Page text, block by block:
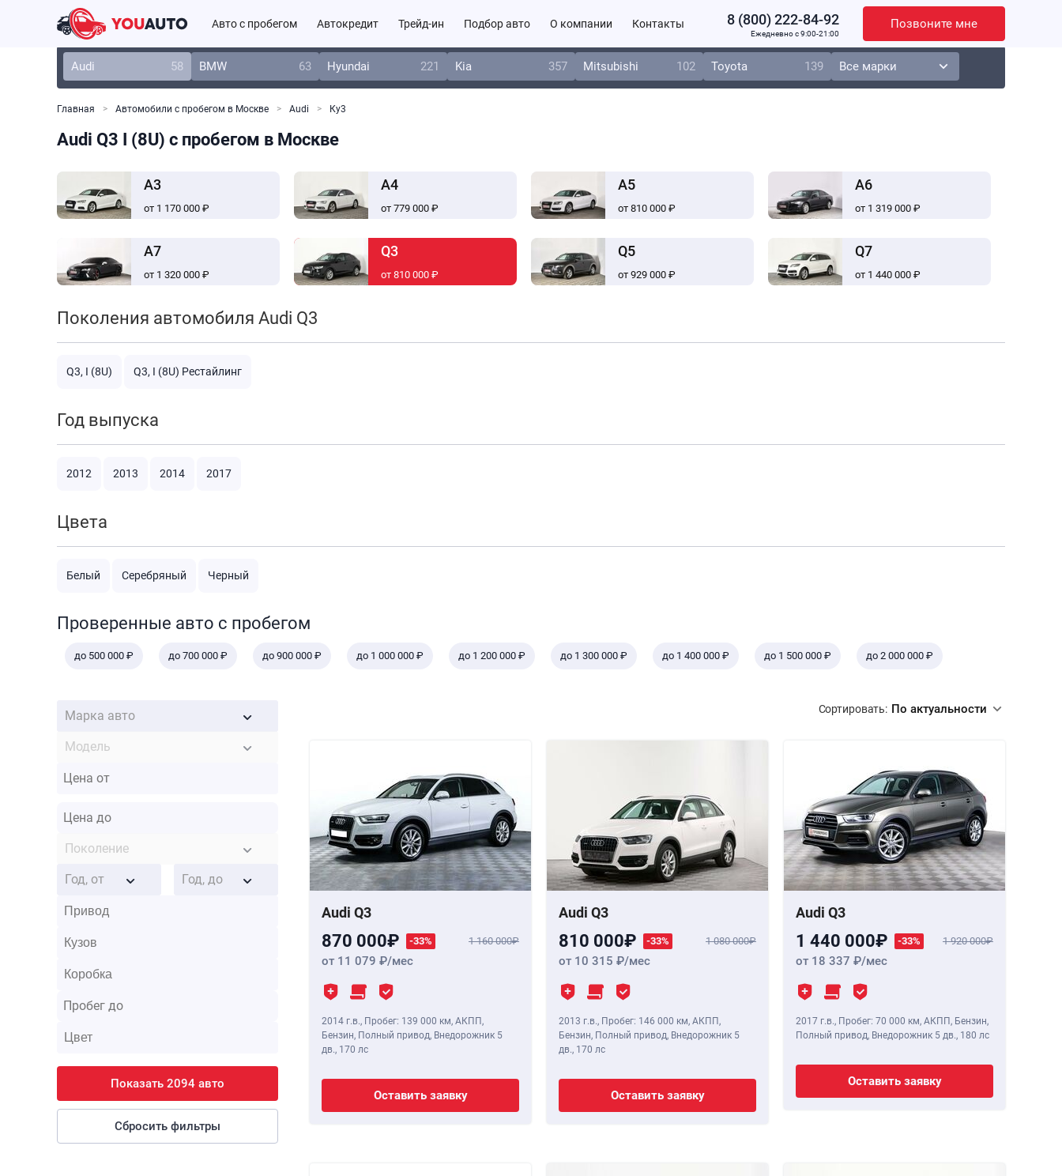
Авто с пробегом Автокредит Трейд-ин Подбор авто О компании Контакты 8 (800) 222-84-92
Ежедневно c 9:00-21:00
Позвоните мне
Audi 58 BMW 63 Hyundai 221 Kia 357 Mitsubishi 102 Toyota 139
Главная Автомобили с пробегом в Москве Audi Ку3
Audi Q3 I (8U) с пробегом в Москве
A3
от 1 170 000 ₽
A4
от 779 000 ₽
A5
от 810 000 ₽
A6
от 1 319 000 ₽
A7
от 1 320 000 ₽
Q3
от 810 000 ₽
Q5
от 929 000 ₽
Q7
от 1 440 000 ₽
Поколения автомобиля Audi Q3
Q3, I (8U) Q3, I (8U) Рестайлинг
Год выпуска
2012 2013 2014 2017
Цвета
Белый Серебряный Черный
Проверенные авто с пробегом
до 500 000 ₽ до 700 000 ₽ до 900 000 ₽ до 1 000 000 ₽ до 1 200 000 ₽ до 1 300 000 ₽ до 1 400 000 ₽ до 1 500 000 ₽ до 2 000 000 ₽
Марка авто
Модель
Поколение
Год, от Год, до
Показать 2094 авто
Сбросить фильтры
Сортировать: По актуальности
Audi Q3
870 000 -33% 1 160 000
от 11 079 /мес
2014 г.в., Пробег: 139 000 км, АКПП,
Бензин, Полный привод, Внедорожник 5
дв., 170 лс
Оставить заявку
Audi Q3
810 000 -33% 1 080 000
от 10 315 /мес
2013 г.в., Пробег: 146 000 км, АКПП,
Бензин, Полный привод, Внедорожник 5
дв., 170 лс
Оставить заявку
Audi Q3
1 440 000 -33% 1 920 000
от 18 337 /мес
2017 г.в., Пробег: 70 000 км, АКПП, Бензин,
Полный привод, Внедорожник 5 дв., 180 лс
Оставить заявку